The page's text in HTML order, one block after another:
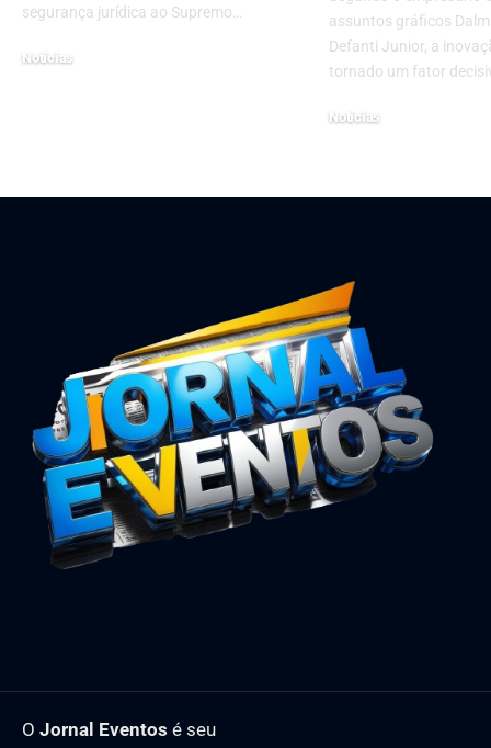
segurança jurídica ao Supremo…
Notícias
assuntos gráficos
Defanti Junior, a
tornado um fator
Notícias
O Jornal Eventos é seu